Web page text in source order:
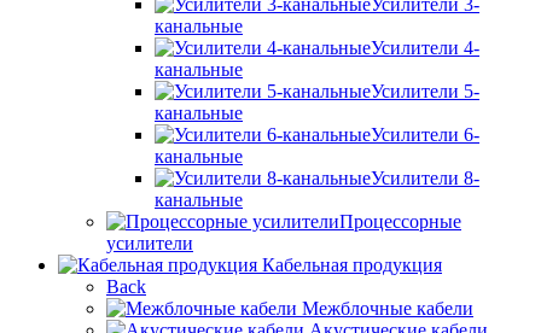
канальные
Усилители 4-
канальные
Усилители 5-
канальные
Усилители 6-
канальные
Усилители 8-
канальные
Процессорные
усилители
Кабельная продукция
Back
Межблочные кабели